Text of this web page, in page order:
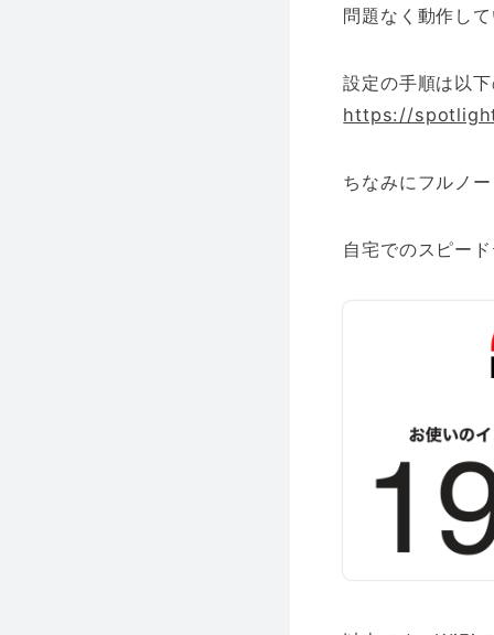
問題なく動作して
設定の手順は以下
https://
ちなみにフルノ
自宅でのスピー